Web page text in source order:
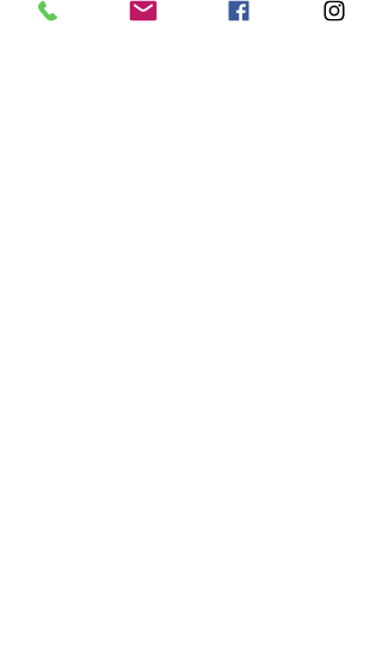
mediante solicitação.